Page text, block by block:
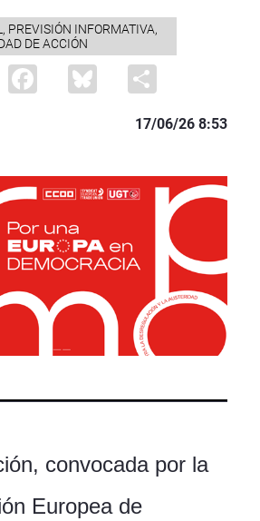
PREVISIÓN INFORMATIVA,
DE ACCIÓN
X Facebook Bluesky
17/06/26 8:53
convocada por la
Europea de